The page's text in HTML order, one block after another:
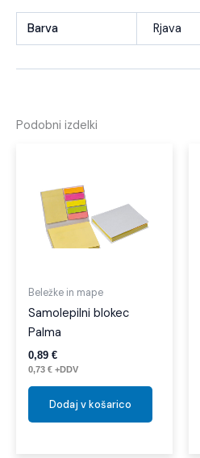
Barva Rjava
Podobni izdelki
Beležke in mape
Samolepilni blokec
Palma
0,89 €
0,73 € +DDV
Dodaj v košarico